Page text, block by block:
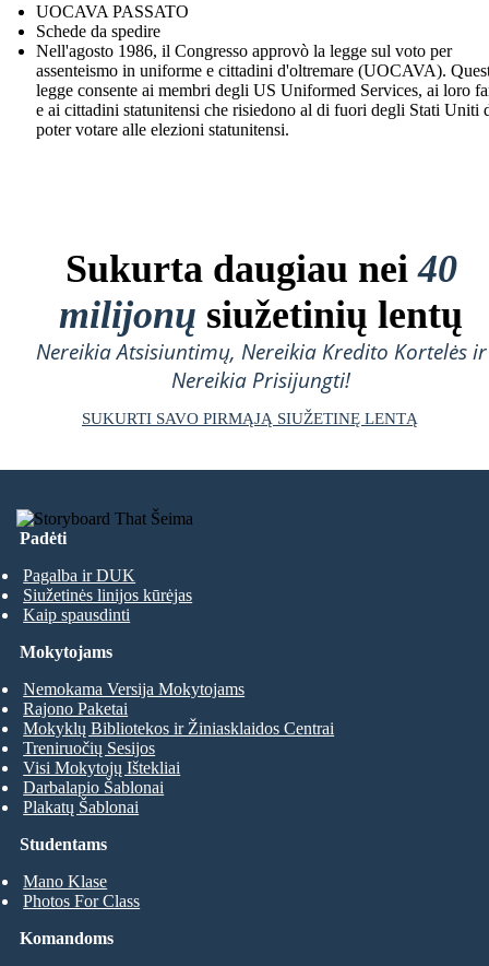
UOCAVA PASSATO
Schede da spedire
Nell'agosto 1986, il Congresso approvò la legge sul voto per
assenteismo in uniforme e cittadini d'oltremare (UOCAVA).
legge consente ai membri degli US Uniformed Services, ai loro
e ai cittadini statunitensi che risiedono al di fuori degli Stati Uniti
poter votare alle elezioni statunitensi.
Sukurta daugiau nei40
milijonų siužetinių lentų
Nereikia Atsisiuntimų, Nereikia Kredito Kortelės ir
Nereikia Prisijungti!
SUKURTI SAVO PIRMĄJĄ SIUŽETINĘ LENTĄ
Padėti
Pagalba ir DUK
Siužetinės linijos kūrėjas
Kaip spausdinti
Studentams
Mano Klase
Photos For Class
Mokytojams
Nemokama Versija Mokytojams
Rajono Paketai
Mokyklų Bibliotekos ir Žiniasklaidos Centrai
Treniruočių Sesijos
Visi Mokytojų Ištekliai
Darbalapio Šablonai
Plakatų Šablonai
Komandoms